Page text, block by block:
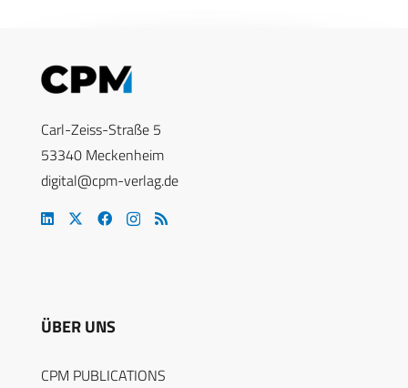
Carl-Zeiss-Straße 5
53340 Meckenheim
digital@cpm-verlag.de
ÜBER UNS
CPM PUBLICATIONS